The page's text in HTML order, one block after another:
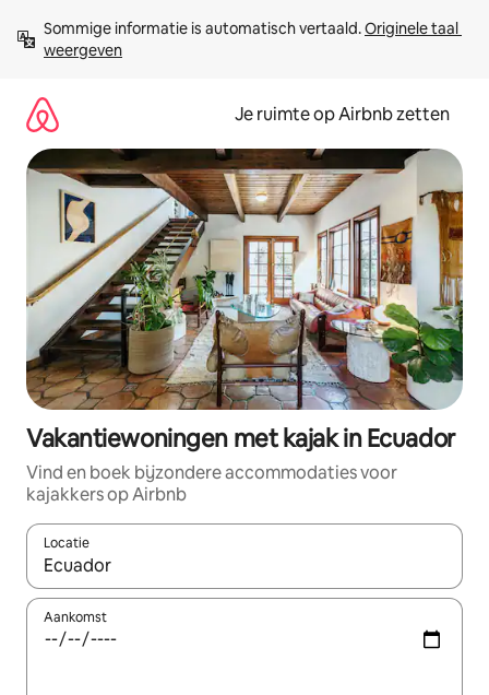
direct
naar
Sommige informatie is automatisch vertaald. Originele taal
weergeven
Je ruimte op Airbnb zetten
Vakantiewoningen met kajak in Ecuador
Vind en boek bijzondere accommodaties voor
kajakkers op Airbnb
Locatie
Wanneer er suggesties beschikbaar zijn, maak je een keuze
Aankomst